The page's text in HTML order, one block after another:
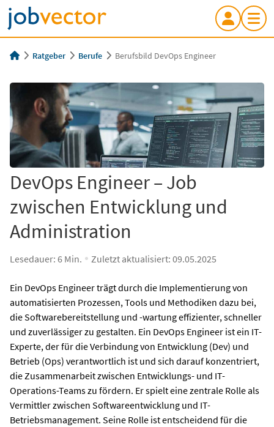
Ratgeber Berufe Berufsbild DevOps Engineer
DevOps Engineer – Job
zwischen Entwicklung und
Administration
Lesedauer: 6 Min. Zuletzt aktualisiert: 09.05.2025
Ein DevOps Engineer trägt durch die Implementierung von
automatisierten Prozessen, Tools und Methodiken dazu bei,
die Softwarebereitstellung und -wartung effizienter, schneller
und zuverlässiger zu gestalten. Ein DevOps Engineer ist ein IT-
Experte, der für die Verbindung von Entwicklung (Dev) und
Betrieb (Ops) verantwortlich ist und sich darauf konzentriert,
die Zusammenarbeit zwischen Entwicklungs- und IT-
Operations-Teams zu fördern. Er spielt eine zentrale Rolle als
Vermittler zwischen Softwareentwicklung und IT-
Betriebsmanagement. Seine Rolle ist entscheidend für die